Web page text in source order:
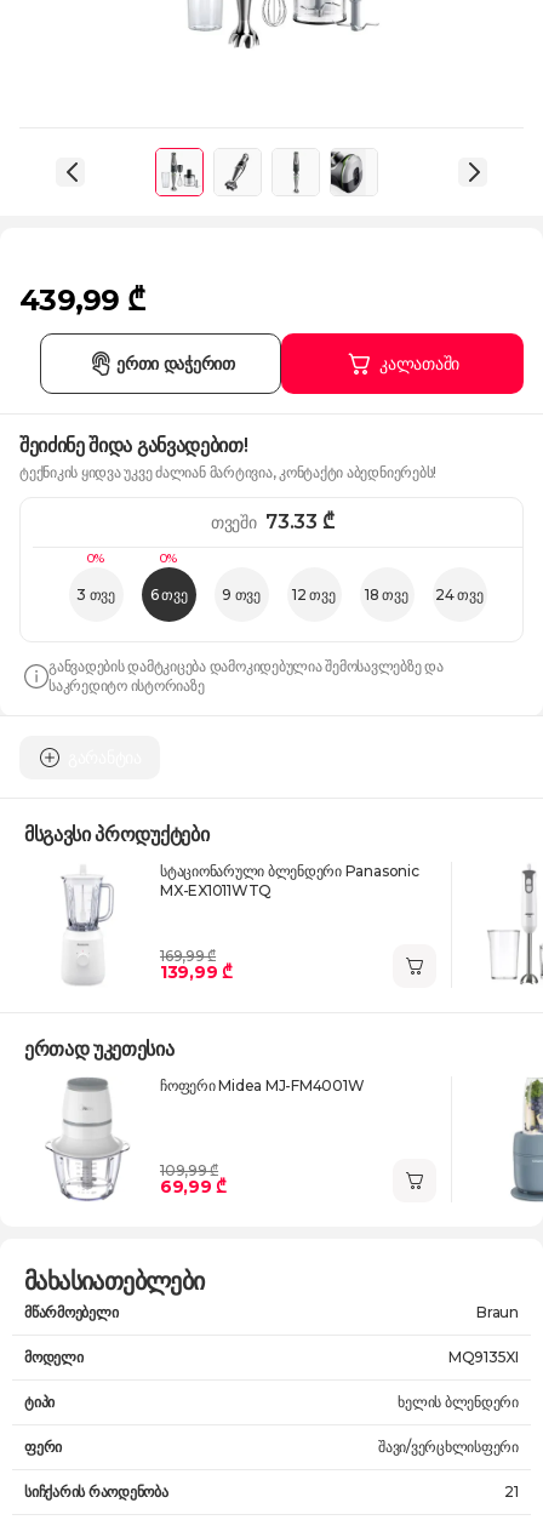
439,99 ₾
კალათაში
ერთი დაჭერით
შეიძინე შიდა განვადებით!
ტექნიკის ყიდვა უკვე ძალიან მარტივია, კონტაქტი აბედნიერებს!
0%
3 თვე
0%
6 თვე 9 თვე 12 თვე 18 თვე 24 თვე
თვეში 73.33 ₾
განვადების დამტკიცება დამოკიდებულია შემოსავლებზე და
საკრედიტო ისტორიაზე
მსგავსი პროდუქტები
სტაციონარული ბლენდერი Panasonic
MX-EX1011WTQ
169,99 ₾
139,99 ₾
ერთად უკეთესია
ჩოფერი Midea MJ-FM4001W
109,99 ₾
69,99 ₾
მახასიათებლები
მწარმოებელი Braun
მოდელი MQ9135XI
ტიპი ხელის ბლენდერი
ფერი შავი/ვერცხლისფერი
სიჩქარის რაოდენობა 21